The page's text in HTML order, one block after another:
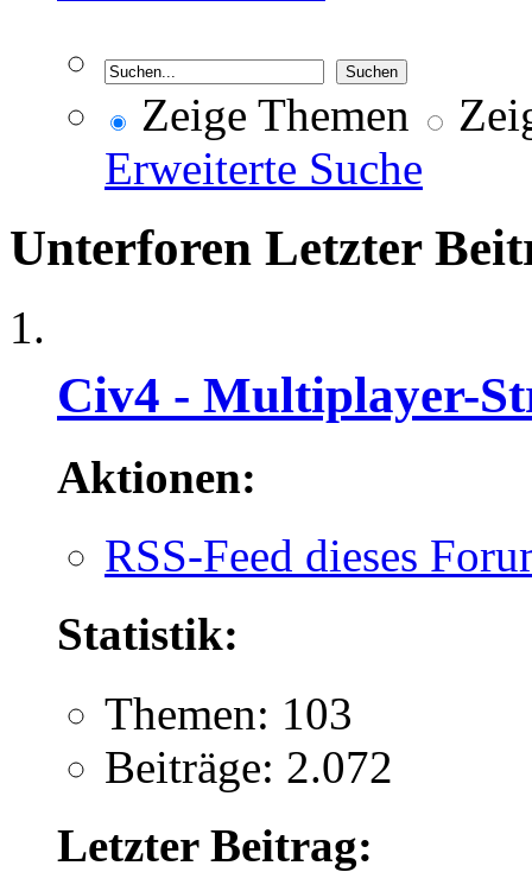
Zeige Themen
Erweiterte Suche
Unterforen Letzter
Civ4 - Multiplayer-
Aktionen:
RSS-Feed dieses
Statistik:
Themen: 103
Beiträge: 2.072
Letzter Beitrag: